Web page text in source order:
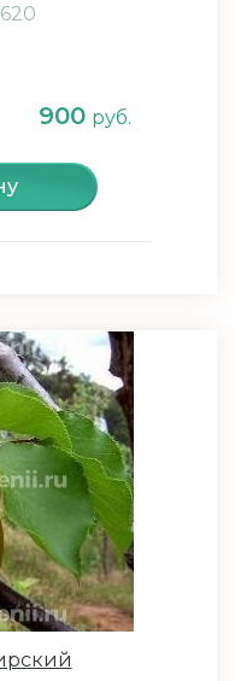
900 руб.